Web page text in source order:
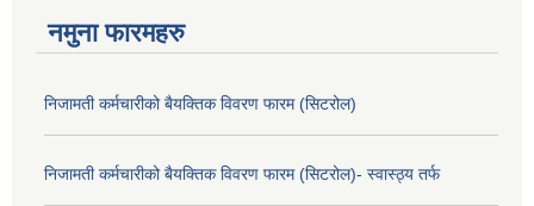
नमुना फारमहरु
निजामती कर्मचारीको बैयक्तिक विवरण फारम (सिटरोल)
निजामती कर्मचारीको बैयक्तिक विवरण फारम (सिटरोल)- स्वास्ठ्य तर्फ